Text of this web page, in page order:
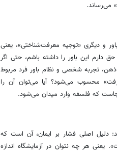
می‌رساند.
و دیگری «توجیه معرفت‌شناختی»، یعنی
دارم این باور را داشته باشم، حتی اگر
ذهن، تجربه شخصی و نظام باور فرد مربوط
محسوب می‌شود؟ آیا می‌توان آن را
که فلسفه وارد میدان می‌شود.
دلیل اصلی فشار بر ایمان، آن است که
یعنی هر چه نتوان در آزمایشگاه اندازه